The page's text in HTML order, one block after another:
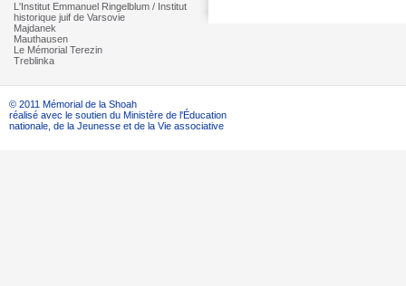
L'Institut Emmanuel Ringelblum / Institut
historique juif de Varsovie
Majdanek
Mauthausen
Le Mémorial Terezin
Treblinka
© 2011 Mémorial de la Shoah
réalisé avec le soutien du Ministère de l'Éducation
nationale, de la Jeunesse et de la Vie associative